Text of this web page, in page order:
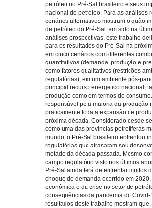
petróleo no Pré-Sal brasileiro e seus
nacional de petróleo. Para as análises
cenários alternativos mostram o quão
de petróleo do Pré-Sal tem sido na
análises prospectivas, este trabalho
para os resultados do Pré-Sal na
em cinco cenários com diferentes
quantitativos (demanda, produção e
como fatores qualitativos (restrições
regulatórias), em um ambiente pós-
principal recurso energético nacional,
produção como em termos de
responsável pela maioria da produção
praticamente toda a expansão de
próxima década. Considerado desde
como uma das províncias petrolíferas
mundo, o Pré-Sal brasileiro enfrentou
regulatórias que atrasaram seu
metade da década passada. Mesmo
campo regulatório visto nos últimos
Pré-Sal ainda terá de enfrentar muitos
choque de demanda ocorrido em
econômica e da crise no setor de
consequências da pandemia do Covid-
resultados deste trabalho mostram